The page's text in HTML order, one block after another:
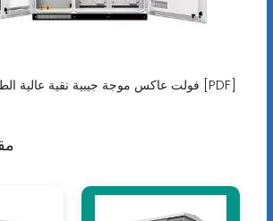
48 فولت عاكس موجة جيبية نقية عالية الطاقة مع الحماية [PDF]